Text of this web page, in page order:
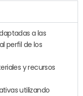
a las
perfil de los
y recursos
utilizando